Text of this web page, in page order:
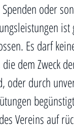
oder
ist
Es darf
dem Zweck
oder durch
Vereins auf